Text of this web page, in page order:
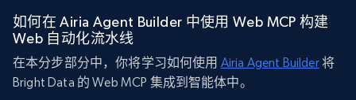
如何在 Airia Agent Builder 中使用 Web MCP 构建
Web 自动化流水线
在本分步部分中，你将学习如何使用 Airia Agent Builder将
Bright Data 的 Web MCP 集成到智能体中。